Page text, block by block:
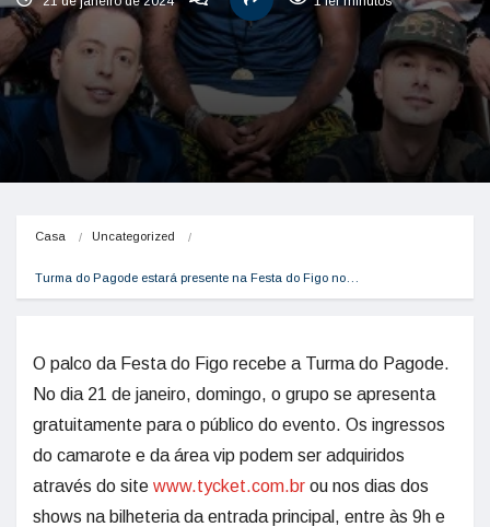
Casa Uncategorized
Turma do Pagode estará presente na Festa do Figo no…
O palco da Festa do Figo recebe a Turma do Pagode.
No dia 21 de janeiro, domingo, o grupo se apresenta
gratuitamente para o público do evento. Os ingressos
do camarote e da área vip podem ser adquiridos
através do site www.tycket.com.br ou nos dias dos
shows na bilheteria da entrada principal, entre às 9h e